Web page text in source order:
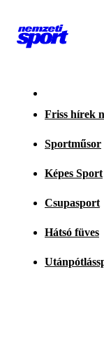
Friss hírek
Sportműsor
Képes Sport
Csupasport
Hátsó füves